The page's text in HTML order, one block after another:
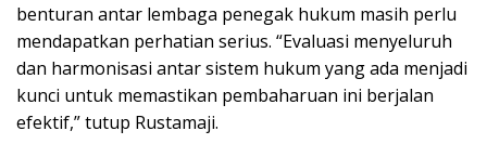
benturan antar lembaga penegak hukum masih perlu
mendapatkan perhatian serius. “Evaluasi menyeluruh
dan harmonisasi antar sistem hukum yang ada menjadi
kunci untuk memastikan pembaharuan ini berjalan
efektif,” tutup Rustamaji.